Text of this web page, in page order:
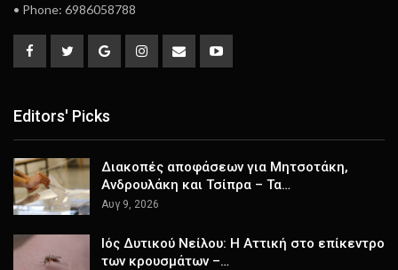
• Phone: 6986058788
Editors' Picks
Διακοπές αποφάσεων για Μητσοτάκη,
Ανδρουλάκη και Τσίπρα – Τα…
Αυγ 9, 2026
Ιός Δυτικού Νείλου: Η Αττική στο επίκεντρο
των κρουσμάτων –…